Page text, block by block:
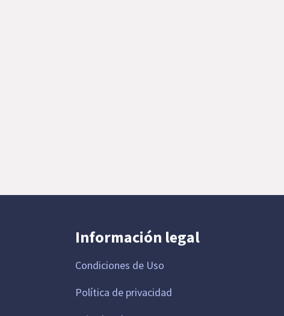
Información legal
Condiciones de Uso
Política de privacidad